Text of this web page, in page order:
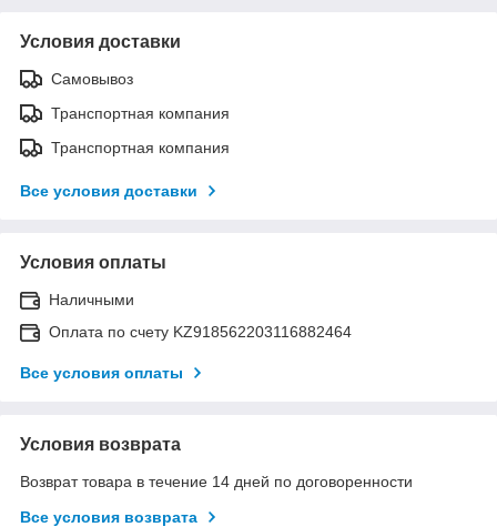
Условия доставки
Самовывоз
Транспортная компания
Транспортная компания
Все условия доставки
Условия оплаты
Наличными
Оплата по счету KZ918562203116882464
Все условия оплаты
Условия возврата
Возврат товара в течение 14 дней по договоренности
Все условия возврата